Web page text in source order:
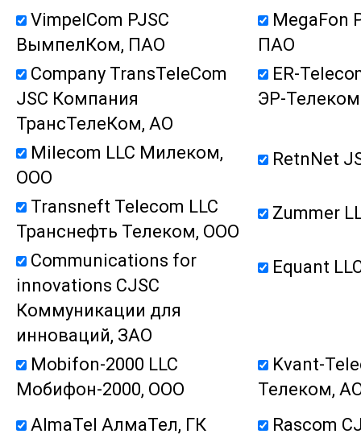
VimpelCom PJSC
ВымпелКом, ПАО
MegaFon
ПАО
Company TransTeleCom
JSC Компания
ТрансТелеКом, АО
ER-
ЭР-
Milecom LLC Милеком,
ООО
RetnNet
Transneft Telecom LLC
Транснефть Телеком, ООО
Zummer
Communications for
innovations CJSC
Коммуникации для
инноваций, ЗАО
Equant
Mobifon-2000 LLC
Мобифон-2000, ООО
Kvant-
Телеком,
AlmaTel АлмаТел, ГК
Rascom